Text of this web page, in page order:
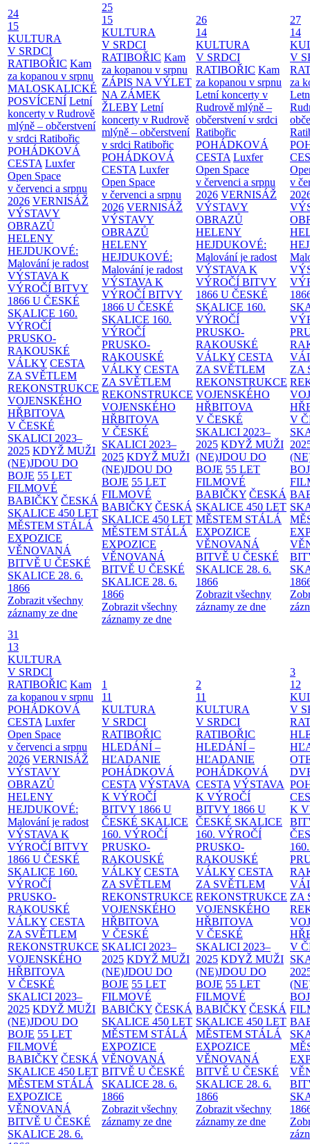
24
15
KULTURA
V SRDCI
RATIBOŘIC Kam
za kopanou v srpnu
MALOSKALICKÉ
POSVÍCENÍ Letní
koncerty v Rudrově
mlýně – občerstvení
v srdci Ratibořic
POHÁDKOVÁ
CESTA Luxfer
Open Space
v červenci a srpnu
2026 VERNISÁŽ
VÝSTAVY
OBRAZŮ
HELENY
HEJDUKOVÉ:
Malování je radost
VÝSTAVA K
VÝROČÍ BITVY
1866 U ČESKÉ
SKALICE 160.
VÝROČÍ
PRUSKO-
RAKOUSKÉ
VÁLKY CESTA
ZA SVĚTLEM
REKONSTRUKCE
VOJENSKÉHO
HŘBITOVA
V ČESKÉ
SKALICI 2023–
2025 KDYŽ MUŽI
(NE)JDOU DO
BOJE 55 LET
FILMOVÉ
BABIČKY ČESKÁ
SKALICE 450 LET
MĚSTEM STÁLÁ
EXPOZICE
VĚNOVANÁ
BITVĚ U ČESKÉ
SKALICE 28. 6.
1866
Zobrazit všechny
záznamy ze dne
25
15
KULTURA
V SRDCI
RATIBOŘIC Kam
za kopanou v srpnu
ZÁPIS NA VÝLET
NA ZÁMEK
ŽLEBY Letní
koncerty v Rudrově
mlýně – občerstvení
v srdci Ratibořic
POHÁDKOVÁ
CESTA Luxfer
Open Space
v červenci a srpnu
2026 VERNISÁŽ
VÝSTAVY
OBRAZŮ
HELENY
HEJDUKOVÉ:
Malování je radost
VÝSTAVA K
VÝROČÍ BITVY
1866 U ČESKÉ
SKALICE 160.
VÝROČÍ
PRUSKO-
RAKOUSKÉ
VÁLKY CESTA
ZA SVĚTLEM
REKONSTRUKCE
VOJENSKÉHO
HŘBITOVA
V ČESKÉ
SKALICI 2023–
2025 KDYŽ MUŽI
(NE)JDOU DO
BOJE 55 LET
FILMOVÉ
BABIČKY ČESKÁ
SKALICE 450 LET
MĚSTEM STÁLÁ
EXPOZICE
VĚNOVANÁ
BITVĚ U ČESKÉ
SKALICE 28. 6.
1866
Zobrazit všechny
záznamy ze dne
26
14
KULTURA
V SRDCI
RATIBOŘIC Kam
za kopanou v srpnu
Letní koncerty v
Rudrově mlýně –
občerstvení v srdci
Ratibořic
POHÁDKOVÁ
CESTA Luxfer
Open Space
v červenci a srpnu
2026 VERNISÁŽ
VÝSTAVY
OBRAZŮ
HELENY
HEJDUKOVÉ:
Malování je radost
VÝSTAVA K
VÝROČÍ BITVY
1866 U ČESKÉ
SKALICE 160.
VÝROČÍ
PRUSKO-
RAKOUSKÉ
VÁLKY CESTA
ZA SVĚTLEM
REKONSTRUKCE
VOJENSKÉHO
HŘBITOVA
V ČESKÉ
SKALICI 2023–
2025 KDYŽ MUŽI
(NE)JDOU DO
BOJE 55 LET
FILMOVÉ
BABIČKY ČESKÁ
SKALICE 450 LET
MĚSTEM STÁLÁ
EXPOZICE
VĚNOVANÁ
BITVĚ U ČESKÉ
SKALICE 28. 6.
1866
Zobrazit všechny
záznamy ze dne
27
14
V
za
v
ZA
V
31
13
KULTURA
V SRDCI
RATIBOŘIC Kam
za kopanou v srpnu
POHÁDKOVÁ
CESTA Luxfer
Open Space
v červenci a srpnu
2026 VERNISÁŽ
VÝSTAVY
OBRAZŮ
HELENY
HEJDUKOVÉ:
Malování je radost
VÝSTAVA K
VÝROČÍ BITVY
1866 U ČESKÉ
SKALICE 160.
VÝROČÍ
PRUSKO-
RAKOUSKÉ
VÁLKY CESTA
ZA SVĚTLEM
REKONSTRUKCE
VOJENSKÉHO
HŘBITOVA
V ČESKÉ
SKALICI 2023–
2025 KDYŽ MUŽI
(NE)JDOU DO
BOJE 55 LET
FILMOVÉ
BABIČKY ČESKÁ
SKALICE 450 LET
MĚSTEM STÁLÁ
EXPOZICE
VĚNOVANÁ
BITVĚ U ČESKÉ
SKALICE 28. 6.
1
11
KULTURA
V SRDCI
RATIBOŘIC
HLEDÁNÍ –
HĽADANIE
POHÁDKOVÁ
CESTA VÝSTAVA
K VÝROČÍ
BITVY 1866 U
ČESKÉ SKALICE
160. VÝROČÍ
PRUSKO-
RAKOUSKÉ
VÁLKY CESTA
ZA SVĚTLEM
REKONSTRUKCE
VOJENSKÉHO
HŘBITOVA
V ČESKÉ
SKALICI 2023–
2025 KDYŽ MUŽI
(NE)JDOU DO
BOJE 55 LET
FILMOVÉ
BABIČKY ČESKÁ
SKALICE 450 LET
MĚSTEM STÁLÁ
EXPOZICE
VĚNOVANÁ
BITVĚ U ČESKÉ
SKALICE 28. 6.
1866
Zobrazit všechny
záznamy ze dne
2
11
KULTURA
V SRDCI
RATIBOŘIC
HLEDÁNÍ –
HĽADANIE
POHÁDKOVÁ
CESTA VÝSTAVA
K VÝROČÍ
BITVY 1866 U
ČESKÉ SKALICE
160. VÝROČÍ
PRUSKO-
RAKOUSKÉ
VÁLKY CESTA
ZA SVĚTLEM
REKONSTRUKCE
VOJENSKÉHO
HŘBITOVA
V ČESKÉ
SKALICI 2023–
2025 KDYŽ MUŽI
(NE)JDOU DO
BOJE 55 LET
FILMOVÉ
BABIČKY ČESKÁ
SKALICE 450 LET
MĚSTEM STÁLÁ
EXPOZICE
VĚNOVANÁ
BITVĚ U ČESKÉ
SKALICE 28. 6.
1866
Zobrazit všechny
záznamy ze dne
3
12
V
K
ZA
V